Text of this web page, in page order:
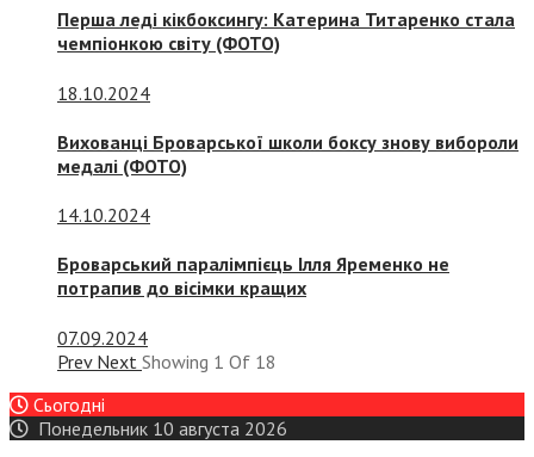
Перша леді кікбоксингу: Катерина Титаренко стала
чемпіонкою світу (ФОТО)
18.10.2024
Вихованці Броварської школи боксу знову вибороли
медалі (ФОТО)
14.10.2024
Броварський паралімпієць Ілля Яременко не
потрапив до вісімки кращих
07.09.2024
Prev Next Showing 1 Of 18
Сьогодні
Понедельник 10 августа 2026